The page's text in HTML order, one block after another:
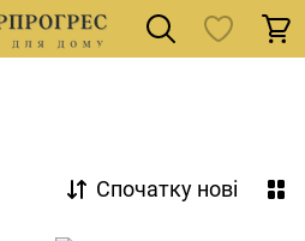
Спочатку нові